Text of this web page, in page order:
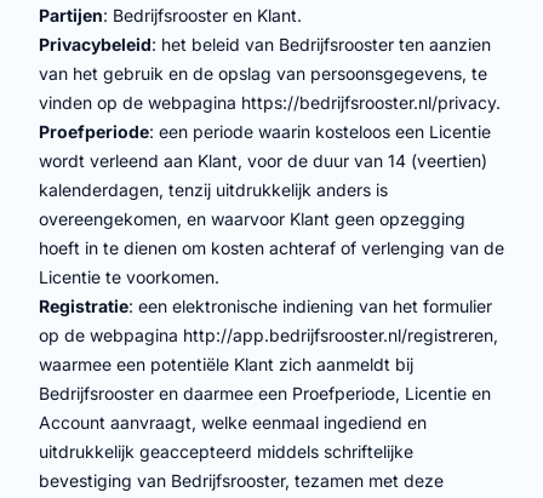
Partijen: Bedrijfsrooster en Klant.
Privacybeleid: het beleid van Bedrijfsrooster ten aanzien
van het gebruik en de opslag van persoonsgegevens, te
vinden op de webpagina https://bedrijfsrooster.nl/privacy.
Proefperiode: een periode waarin kosteloos een Licentie
wordt verleend aan Klant, voor de duur van 14 (veertien)
kalenderdagen, tenzij uitdrukkelijk anders is
overeengekomen, en waarvoor Klant geen opzegging
hoeft in te dienen om kosten achteraf of verlenging van de
Licentie te voorkomen.
Registratie: een elektronische indiening van het formulier
op de webpagina http://app.bedrijfsrooster.nl/registreren,
waarmee een potentiële Klant zich aanmeldt bij
Bedrijfsrooster en daarmee een Proefperiode, Licentie en
Account aanvraagt, welke eenmaal ingediend en
uitdrukkelijk geaccepteerd middels schriftelijke
bevestiging van Bedrijfsrooster, tezamen met deze